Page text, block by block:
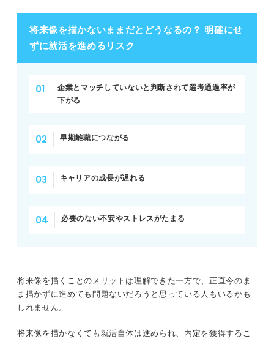
将来像を描かないままだとどうなるの？ 明確にせ
ずに就活を進めるリスク
企業とマッチしていないと判断されて選考通過率が
下がる
早期離職につながる
キャリアの成長が遅れる
必要のない不安やストレスがたまる
将来像を描くことのメリットは理解できた一方で、正直今のま
ま描かずに進めても問題ないだろうと思っている人もいるかも
しれません。
将来像を描かなくても就活自体は進められ、内定を獲得するこ